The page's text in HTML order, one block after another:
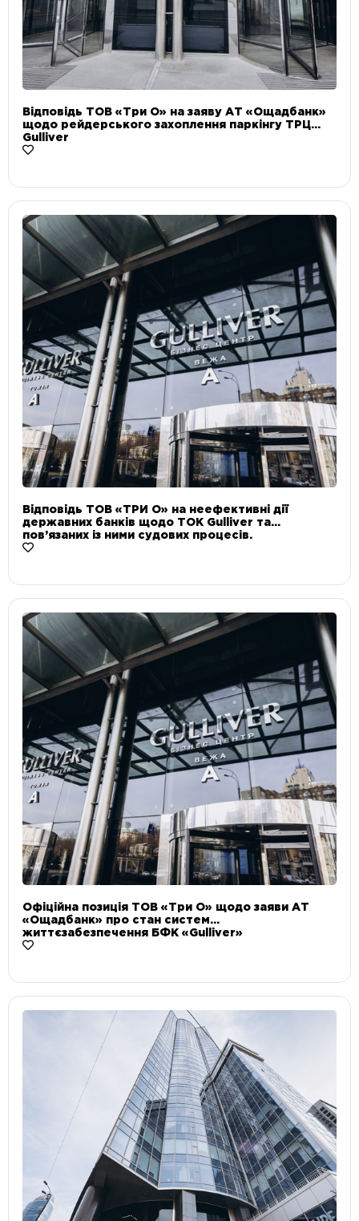
Відповідь ТОВ «Три О» на заяву АТ «Ощадбанк»
щодо рейдерського захоплення паркінгу ТРЦ
Gulliver
Відповідь ТОВ «ТРИ О» на неефективні дії
державних банків щодо ТОК Gulliver та
пов’язаних із ними судових процесів.
Офіційна позиція ТОВ «Три О» щодо заяви АТ
«Ощадбанк» про стан систем
життєзабезпечення БФК «Gulliver»